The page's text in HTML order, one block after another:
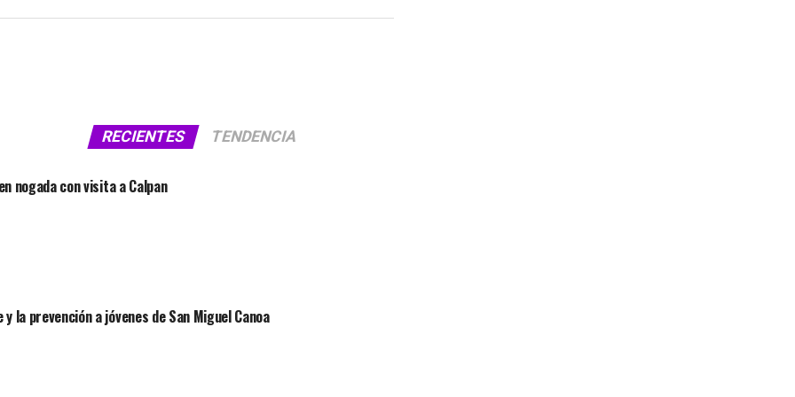
RECIENTES TENDENCIA
nogada con visita a Calpan
la prevención a jóvenes de San Miguel Canoa